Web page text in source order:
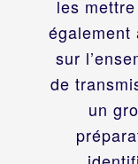
les
également
sur
de
un